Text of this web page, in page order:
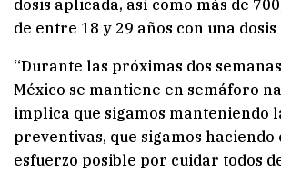
dosis aplicada, así como más de
de entre 18 y 29 años con una
“Durante las próximas dos
México se mantiene en semáforo
implica que sigamos manteniendo
preventivas, que sigamos
esfuerzo posible por cuidar todos